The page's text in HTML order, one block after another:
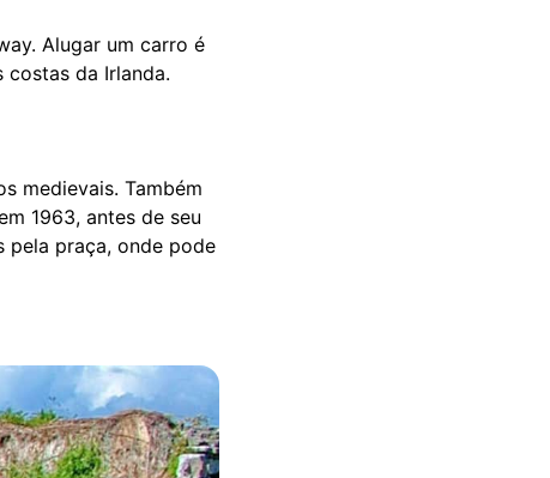
Alugar um carro é
da Irlanda.
medievais. Também
1963, antes de seu
pela praça, onde pode